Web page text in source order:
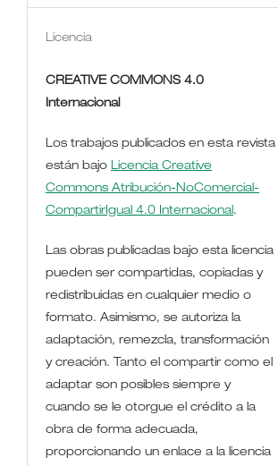
Licencia
CREATIVE COMMONS 4.0
Internacional
Los trabajos publicados en esta revista
están bajo Licencia Creative
Commons Atribución-NoComercial-
CompartirIgual 4.0 Internacional.
Las obras publicadas bajo esta licencia
pueden ser compartidas, copiadas y
redistribuidas en cualquier medio o
formato. Asimismo, se autoriza la
adaptación, remezcla, transformación
y creación. Tanto el compartir como el
adaptar son posibles siempre y
cuando se le otorgue el crédito a la
obra de forma adecuada,
proporcionando un enlace a la licencia